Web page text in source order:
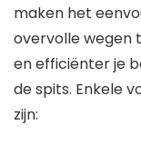
maken het
overvolle wegen
en efficiënter je
de spits. Enkele
zijn: